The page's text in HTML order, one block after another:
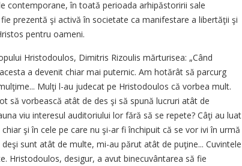
contemporane, în toată perioada arhipăstoririi sale
prezentă şi activă în societate ca manifestare a libertăţii şi
pentru oameni.
Hristodoulos, Dimitris Rizoulis mărturisea: „Când
a devenit chiar mai puternic. Am hotărât să parcurg
Mulţi l-au judecat pe Hristodoulos că vorbea mult.
să vorbească atât de des şi să spună lucruri atât de
viu interesul auditoriului lor fără să se repete? Câţi au luat
şi în cele pe care nu şi-ar fi închipuit că se vor ivi în urmă
sunt atât de multe, mi-au părut atât de puţine... Cuvintele
Hristodoulos, desigur, a avut binecuvântarea să fie